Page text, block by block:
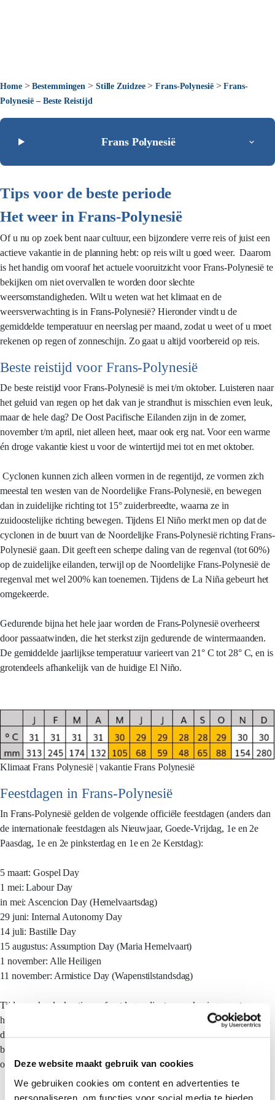
Deze website maakt gebruik van cookies
We gebruiken cookies om content en advertenties te
personaliseren, om functies voor social media te bieden
Home>Bestemmingen > Stille Zuidzee>Frans-Polynesië>Frans-
Polynesië – Beste Reistijd
Frans Polynesië
Tips voor de beste periode
Het weer in Frans-Polynesië
Of u nu op zoek bent naar cultuur, een bijzondere verre reis of juist een
actieve vakantie in de planning hebt: op reis wilt u goed weer. Daarom
is het handig om vooraf het actuele vooruitzicht voor Frans-Polynesië te
bekijken om niet overvallen te worden door slechte
weersomstandigheden. Wilt u weten wat het klimaat en de
weersverwachting is in Frans-Polynesië? Hieronder vindt u de
gemiddelde temperatuur en neerslag per maand, zodat u weet of u moet
rekenen op regen of zonneschijn. Zo gaat u altijd voorbereid op reis.
Beste reistijd voor Frans-Polynesië
De beste reistijd voor Frans-Polynesië is mei t/m oktober. Luisteren naar
het geluid van regen op het dak van je strandhut is misschien even leuk,
maar de hele dag? De Oost Pacifische Eilanden zijn in de zomer,
november t/m april, niet alleen heet, maar ook erg nat. Voor een warme
én droge vakantie kiest u voor de wintertijd mei tot en met oktober.
Cyclonen kunnen zich alleen vormen in de regentijd, ze vormen zich
meestal ten westen van de Noordelijke Frans-Polynesië, en bewegen
dan in zuidelijke richting tot 15° zuiderbreedte, waarna ze in
zuidoostelijke richting bewegen. Tijdens El Niño merkt men op dat de
cyclonen in de buurt van de Noordelijke Frans-Polynesië richting Frans-
Polynesië gaan. Dit geeft een scherpe daling van de regenval (tot 60%)
op de zuidelijke eilanden, terwijl op de Noordelijke Frans-Polynesië de
regenval met wel 200% kan toenemen. Tijdens de La Niña gebeurt het
omgekeerde.
Gedurende bijna het hele jaar worden de Frans-Polynesië overheerst
door passaatwinden, die het sterkst zijn gedurende de wintermaanden.
De gemiddelde jaarlijkse temperatuur varieert van 21° C tot 28° C, en is
grotendeels afhankelijk van de huidige El Niño.
Klimaat Frans Polynesië | vakantie Frans Polynesië
Feestdagen in Frans-Polynesië
In Frans-Polynesië gelden de volgende officiële feestdagen (anders dan
de internationale feestdagen als Nieuwjaar, Goede-Vrijdag, 1e en 2e
Paasdag, 1e en 2e pinksterdag en 1e en 2e Kerstdag):
5 maart: Gospel Day
1 mei: Labour Day
in mei: Ascencion Day (Hemelvaartsdag)
29 juni: Internal Autonomy Day
14 juli: Bastille Day
15 augustus: Assumption Day (Maria Hemelvaart)
1 november: Alle Heiligen
11 november: Armistice Day (Wapenstilstandsdag)
Tijdens schoolvakanties en feestdagen dient u er rekening mee te
houden dat veel inwoners van Frans-Polynesië zelf ook op reis gaan en
dat het dan dus extra druk kan zijn in hotels, op tours en bij
bezienswaardigheden. Bovendien zijn op feestdagen winkels en soms
ook attracties gesloten.